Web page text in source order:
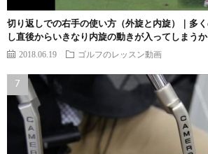
切り返しでの右手の使い方（外旋と内旋）｜多
し直後からいきなり内旋の動きが入ってしまう
2018.06.19 ゴルフのレッスン動画